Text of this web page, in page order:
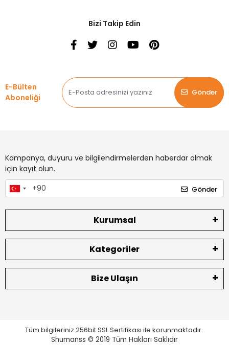
Bizi Takip Edin
E-Bülten
Aboneliği
Gönder
Kampanya, duyuru ve bilgilendirmelerden haberdar olmak
için kayıt olun.
Gönder
Kurumsal
Kategoriler
Bize Ulaşın
Tüm bilgileriniz 256bit SSL Sertifikası ile korunmaktadır.
Shumanss © 2019 Tüm Hakları Saklıdır